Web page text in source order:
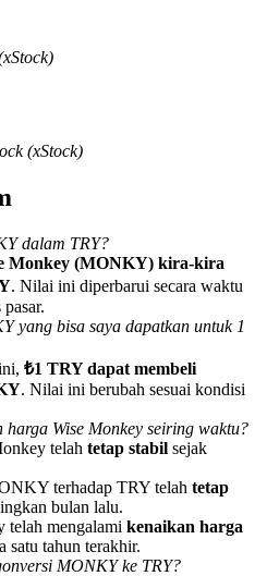
imbalan tunai
(xStock)
dalam TRY?
Monkey (MONKY) kira-kira
. Nilai ini diperbarui secara waktu
yang bisa saya dapatkan untuk 1
₺1 TRY dapat membeli
. Nilai ini berubah sesuai kondisi
Wise Monkey seiring waktu?
telah tetap stabil sejak
terhadap TRY telah tetap
bulan lalu.
telah mengalami kenaikan harga
satu tahun terakhir.
MONKY ke TRY?